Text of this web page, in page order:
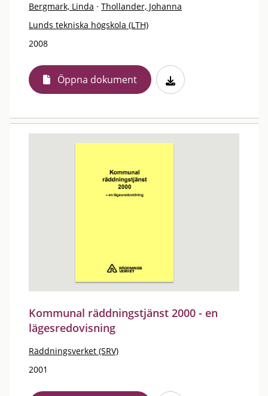
Bergmark, Linda · Thollander, Johanna
Lunds tekniska högskola (LTH)
2008
Öppna dokument
Kommunal räddningstjänst 2000 - en
lägesredovisning
Räddningsverket (SRV)
2001